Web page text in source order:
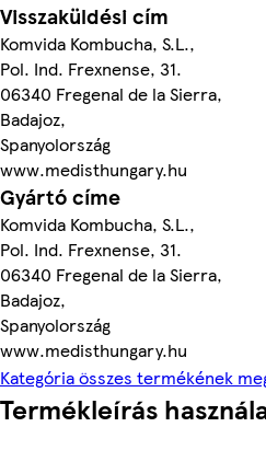
Visszaküldési cím
Komvida Kombucha, S.L.,
Pol. Ind. Frexnense, 31.
06340 Fregenal de la Sierra,
Badajoz,
Spanyolország
www.medisthungary.hu
Gyártó címe
Komvida Kombucha, S.L.,
Pol. Ind. Frexnense, 31.
06340 Fregenal de la Sierra,
Badajoz,
Spanyolország
www.medisthungary.hu
Kategória összes termékének
Termékleírás